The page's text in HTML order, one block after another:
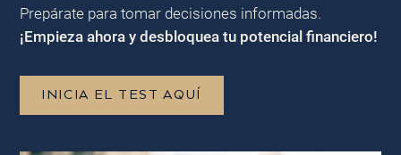
Prepárate para tomar decisiones informadas.
¡Empieza ahora y desbloquea tu potencial financiero!
INICIA EL TEST AQUÍ